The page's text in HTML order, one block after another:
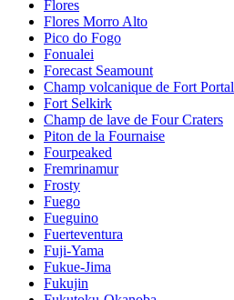
Flores
Flores Morro Alto
Pico do Fogo
Fonualei
Forecast Seamount
Champ volcanique de Fort Portal
Fort Selkirk
Champ de lave de Four Craters
Piton de la Fournaise
Fourpeaked
Fremrinamur
Frosty
Fuego
Fueguino
Fuerteventura
Fuji-Yama
Fukue-Jima
Fukujin